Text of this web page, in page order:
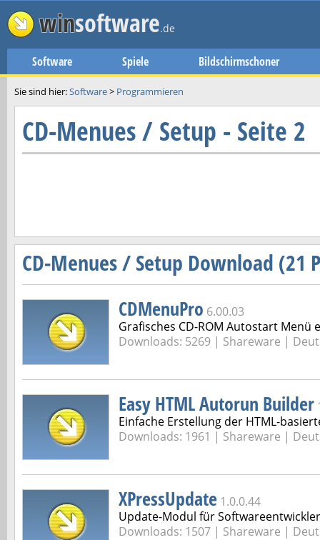
winsoftware.de
Software Spiele Bildschirmschoner
Sie sind hier:Software> Programmieren
CD-Menues / Setup - Seite 2
CD-Menues / Setup Download (21
CDMenuPro 6.00.03
Grafisches CD-ROM Autostart Menü
Downloads: 5269 | Shareware |
Easy HTML Autorun Builder
Einfache Erstellung der HTML-
Downloads: 1961 | Shareware |
XPressUpdate 1.0.0.44
Update-Modul für Softwareentwickler
Downloads: 1507 | Shareware |